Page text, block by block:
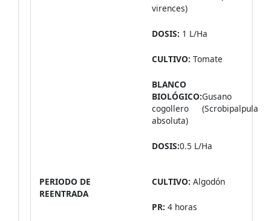
virences)
DOSIS: 1 L/Ha
CULTIVO: Tomate
BLANCO
BIOLÓGICO:Gusano
cogollero (Scrobipalpula
absoluta)
DOSIS:0.5 L/Ha
PERIODO DE
REENTRADA
CULTIVO: Algodón
PR: 4 horas